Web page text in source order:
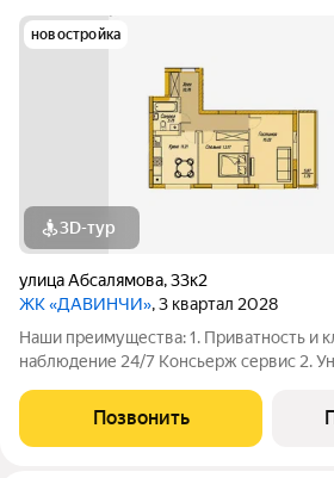
новостройка
3D-тур
улица Абсалямова,33к2
ЖК «ДАВИНЧИ», 3 квартал 2028
Наши преимущества: 1. Приватность и
наблюдение 24/7 Консьерж сервис 2.
этаже Библиотека Спортивная зона
Комфортный паркинг Закрытый паркинг
Позвонить